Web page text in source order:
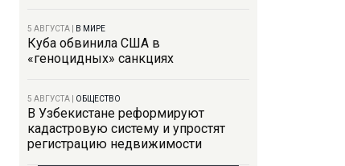
5 АВГУСТА В МИРЕ
Куба обвинила США в
«геноцидных» санкциях
5 АВГУСТА ОБЩЕСТВО
В Узбекистане реформируют
кадастровую систему и упростят
регистрацию недвижимости